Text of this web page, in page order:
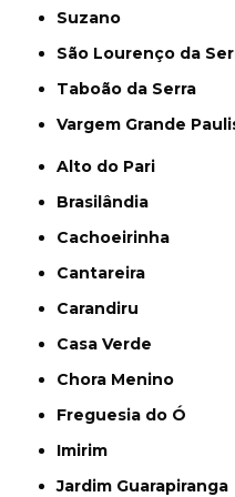
Suzano
São Lourenço da
Taboão da Serra
Vargem Grande
Alto do Pari
Brasilândia
Cachoeirinha
Cantareira
Carandiru
Casa Verde
Chora Menino
Freguesia do Ó
Imirim
Jardim Guarapiranga